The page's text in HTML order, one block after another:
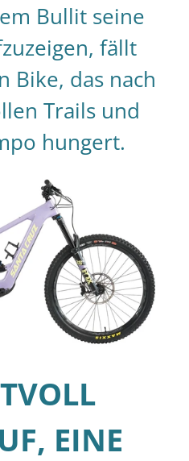
Bullit seine
fällt
Bike, das nach
Trails und
hungert.
EINE